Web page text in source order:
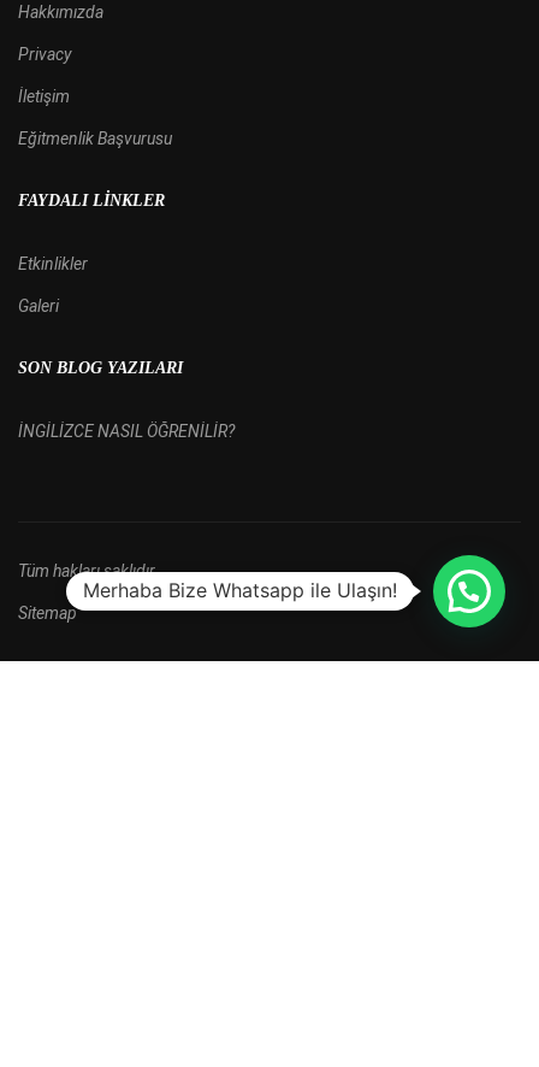
Hakkımızda
Privacy
İletişim
Eğitmenlik Başvurusu
FAYDALI LINKLER
Etkinlikler
Galeri
SON BLOG YAZILARI
İNGİLİZCE NASIL ÖĞRENİLİR?
Tüm hakları saklıdır.
Sitemap
Merhaba Bize Whatsapp ile Ulaşın!